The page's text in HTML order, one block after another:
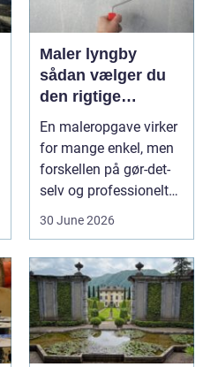
Maler lyngby
sådan vælger du
den rigtige
fagmand
En maleropgave virker
for mange enkel, men
forskellen på gør-det-
selv og professionelt
arbejde er of...
30 June 2026